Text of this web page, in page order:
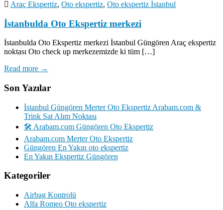
Araç Ekspertiz, Oto ekspertiz, Oto ekspertiz İstanbul
İstanbulda Oto Ekspertiz merkezi
İstanbulda Oto Ekspertiz merkezi İstanbul Güngören Araç ekspertiz
noktası Oto check up merkezemizde ki tüm […]
Read more →
Son Yazılar
İstanbul Güngören Merter Oto Ekspertiz Arabam.com &
Trink Sat Alım Noktası
🛠️ Arabam.com Güngören Oto Ekspertiz
Arabam.com Merter Oto Ekspertiz
Güngören En Yakın oto ekspertiz
En Yakın Ekspertiz Güngören
Kategoriler
Airbag Kontrolü
Alfa Romeo Oto ekspertiz